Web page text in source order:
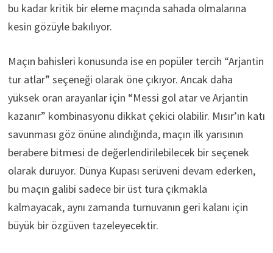
bu kadar kritik bir eleme maçında sahada olmalarına
kesin gözüyle bakılıyor.
Maçın bahisleri konusunda ise en popüler tercih “Arjantin
tur atlar” seçeneği olarak öne çıkıyor. Ancak daha
yüksek oran arayanlar için “Messi gol atar ve Arjantin
kazanır” kombinasyonu dikkat çekici olabilir. Mısır’ın katı
savunması göz önüne alındığında, maçın ilk yarısının
berabere bitmesi de değerlendirilebilecek bir seçenek
olarak duruyor. Dünya Kupası serüveni devam ederken,
bu maçın galibi sadece bir üst tura çıkmakla
kalmayacak, aynı zamanda turnuvanın geri kalanı için
büyük bir özgüven tazeleyecektir.